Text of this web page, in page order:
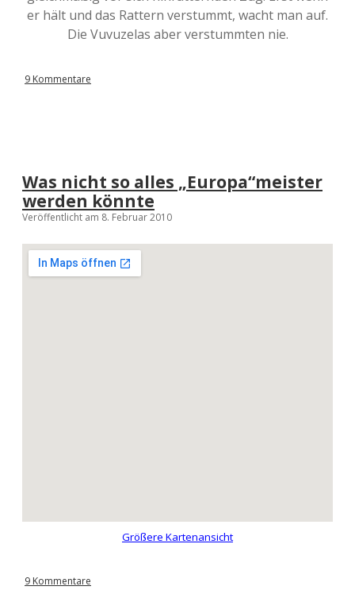
er hält und das Rattern verstummt, wacht man auf.
Die Vuvuzelas aber verstummten nie.
9 Kommentare
Was nicht so alles „Europa“meister
werden könnte
Veröffentlicht am 8. Februar 2010
Größere Kartenansicht
9 Kommentare